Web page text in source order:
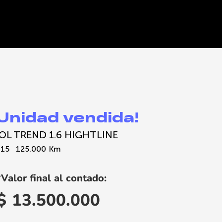
vendida!
TREND 1.6 HIGHTLINE
125.000 Km
final al contado:
13.500.000